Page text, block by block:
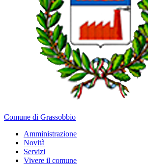
Comune di Grassobbio
Amministrazione
Novità
Servizi
Vivere il comune